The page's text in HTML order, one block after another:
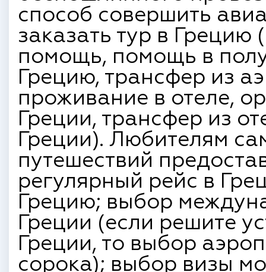
способ совершить
заказать тур в Грецию
помощь, помощь в
Грецию, трансфер из
проживание в отеле,
Греции, трансфер из
Греции). Любителям
путешествий
регулярный рейс в
Грецию; выбор
Греции (если решите
Греции, то выбор
сорока); выбор визы